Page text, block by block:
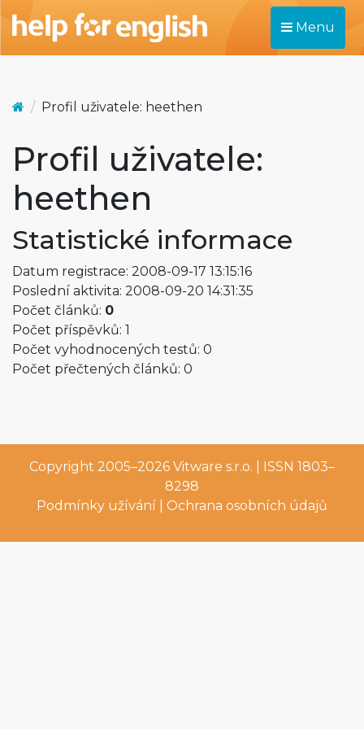
Menu
Profil uživatele: heethen
Profil uživatele:
heethen
Statistické informace
Datum registrace: 2008-09-17 13:15:16
Poslední aktivita: 2008-09-20 14:31:35
Počet článků: 0
Počet příspěvků: 1
Počet vyhodnocených testů: 0
Počet přečtených článků: 0
Copyright 2005–2026 Vitware s.r.o. | ISSN 1803–
8298
Podmínky užívání
Ochrana osobních údajů